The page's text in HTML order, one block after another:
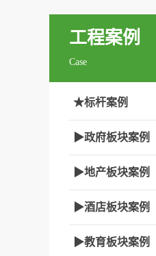
工程案例
Case
★标杆案例
▶政府板块案例
▶地产板块案例
▶酒店板块案例
▶教育板块案例